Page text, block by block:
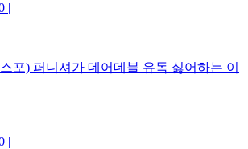
|
포) 퍼니셔가 데어데블 유독 싫어하는 이
|